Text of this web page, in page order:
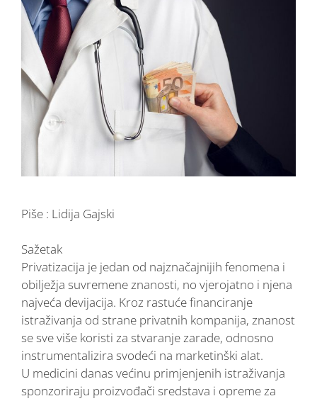
Piše : Lidija Gajski
Sažetak
Privatizacija je jedan od najznačajnijih fenomena i
obilježja suvremene znanosti, no vjerojatno i njena
najveća devijacija. Kroz rastuće financiranje
istraživanja od strane privatnih kompanija, znanost
se sve više koristi za stvaranje zarade, odnosno
instrumentalizira svodeći na marketinški alat.
U medicini danas većinu primjenjenih istraživanja
sponzoriraju proizvođači sredstava i opreme za